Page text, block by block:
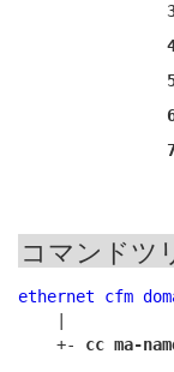
コマンドツ
ethernet cfm
    +-
cc ma-